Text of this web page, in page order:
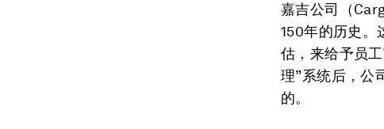
嘉吉公司（
150年的历史。
估，来给予员
理”系统后，公
的。